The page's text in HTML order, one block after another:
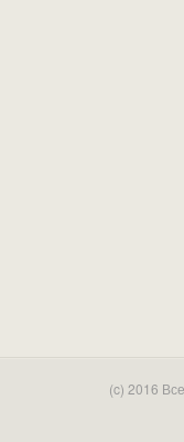
(c) 2016